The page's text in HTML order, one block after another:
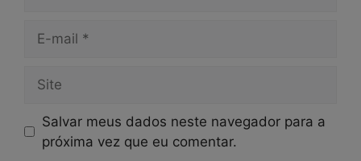
mail
Salvar meus dados neste navegador para a
próxima vez que eu comentar.